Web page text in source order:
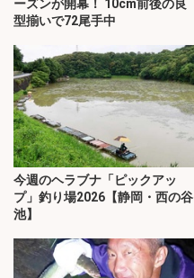
ーズンが開幕！ 10cm前後の良
型揃いで72尾手中
今週のヘラブナ「ピックアッ
プ」釣り場2026【静岡・西の谷
池】